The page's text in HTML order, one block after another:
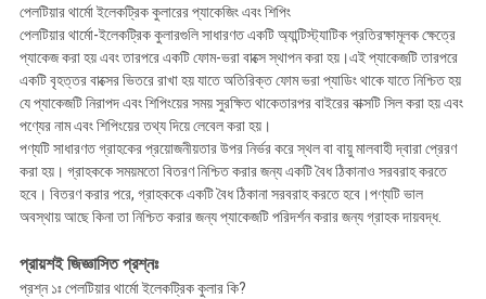
পেলটিয়ার থার্মো ইলেকট্রিক কুলারের প্যাকেজিং এবং শিপিং
পেলটিয়ার থার্মো-ইলেকট্রিক কুলারগুলি সাধারণত একটি অ্যান্টিস্ট্যাটিক প্রতিরক্ষামূলক ক্ষেত্রে
প্যাকেজ করা হয় এবং তারপরে একটি ফোম-ভরা বাক্সে স্থাপন করা হয়।এই প্যাকেজটি তারপরে
একটি বৃহত্তর বাক্সের ভিতরে রাখা হয় যাতে অতিরিক্ত ফোম ভরা প্যাডিং থাকে যাতে নিশ্চিত হয়
যে প্যাকেজটি নিরাপদ এবং শিপিংয়ের সময় সুরক্ষিত থাকেতারপর বাইরের বাক্সটি সিল করা হয় এবং
পণ্যের নাম এবং শিপিংয়ের তথ্য দিয়ে লেবেল করা হয়।
পণ্যটি সাধারণত গ্রাহকের প্রয়োজনীয়তার উপর নির্ভর করে স্থল বা বায়ু মালবাহী দ্বারা প্রেরণ
করা হয়। গ্রাহককে সময়মতো বিতরণ নিশ্চিত করার জন্য একটি বৈধ ঠিকানাও সরবরাহ করতে
হবে। বিতরণ করার পরে, গ্রাহককে একটি বৈধ ঠিকানা সরবরাহ করতে হবে।পণ্যটি ভাল
অবস্থায় আছে কিনা তা নিশ্চিত করার জন্য প্যাকেজটি পরিদর্শন করার জন্য গ্রাহক দায়বদ্ধ.
প্রায়শই জিজ্ঞাসিত প্রশ্নঃ
প্রশ্ন ১ঃ পেলটিয়ার থার্মো ইলেকট্রিক কুলার কি?